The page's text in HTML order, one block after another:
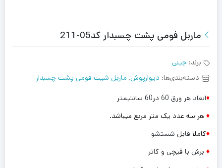
ماربل فومی پشت چسبدار کد05-211
برند: چینی
دسته‌بندی‌ها: دیوارپوش, ماربل شیت فومی پشت چسبدار
♦ابعاد هر ورق 60 در60 سانتیمتر
♦ هر سه عدد یک متر مربع میباشد.
♦کاملا قابل شستشو
♦ برش با قیچی و کاتر